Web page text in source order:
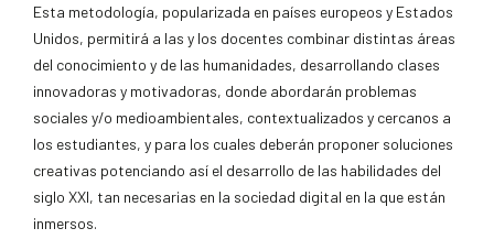
Esta metodología, popularizada en países europeos y Estados
Unidos, permitirá a las y los docentes combinar distintas áreas
del conocimiento y de las humanidades, desarrollando clases
innovadoras y motivadoras, donde abordarán problemas
sociales y/o medioambientales, contextualizados y cercanos a
los estudiantes, y para los cuales deberán proponer soluciones
creativas potenciando así el desarrollo de las habilidades del
siglo XXI, tan necesarias en la sociedad digital en la que están
inmersos.